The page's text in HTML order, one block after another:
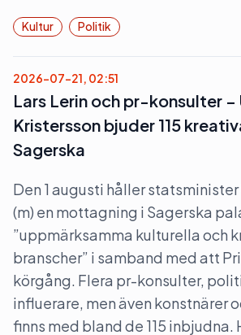
Kultur Politik
2026-07-21, 02:51
Lars Lerin och pr-konsulter –
Kristersson bjuder 115
Sagerska
Den 1 augusti håller
(m) en mottagning i Sagerska
”uppmärksamma kulturella och
branscher” i samband med att
körgång. Flera pr-konsulter,
influerare, men även konstnärer
finns med bland de 115 inbjudna.